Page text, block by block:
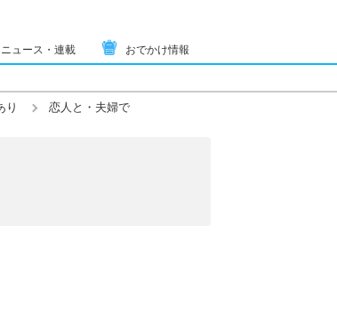
ニュース・連載 おでかけ情報
り 恋人と・夫婦で